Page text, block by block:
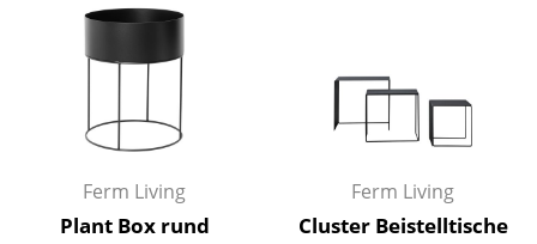
Kleinaufbewahrung
Einzelteile
... alle Aufbewahrungsmöbel
Hängeleuchten & Deckenleuchten
Ferm Living
Plant Box rund
Ferm Living
Cluster Beistelltische